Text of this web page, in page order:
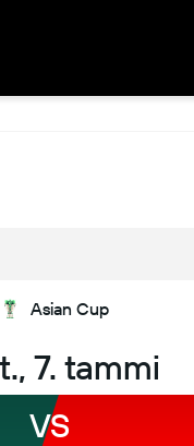
Asian Cup
7. tammi
VS